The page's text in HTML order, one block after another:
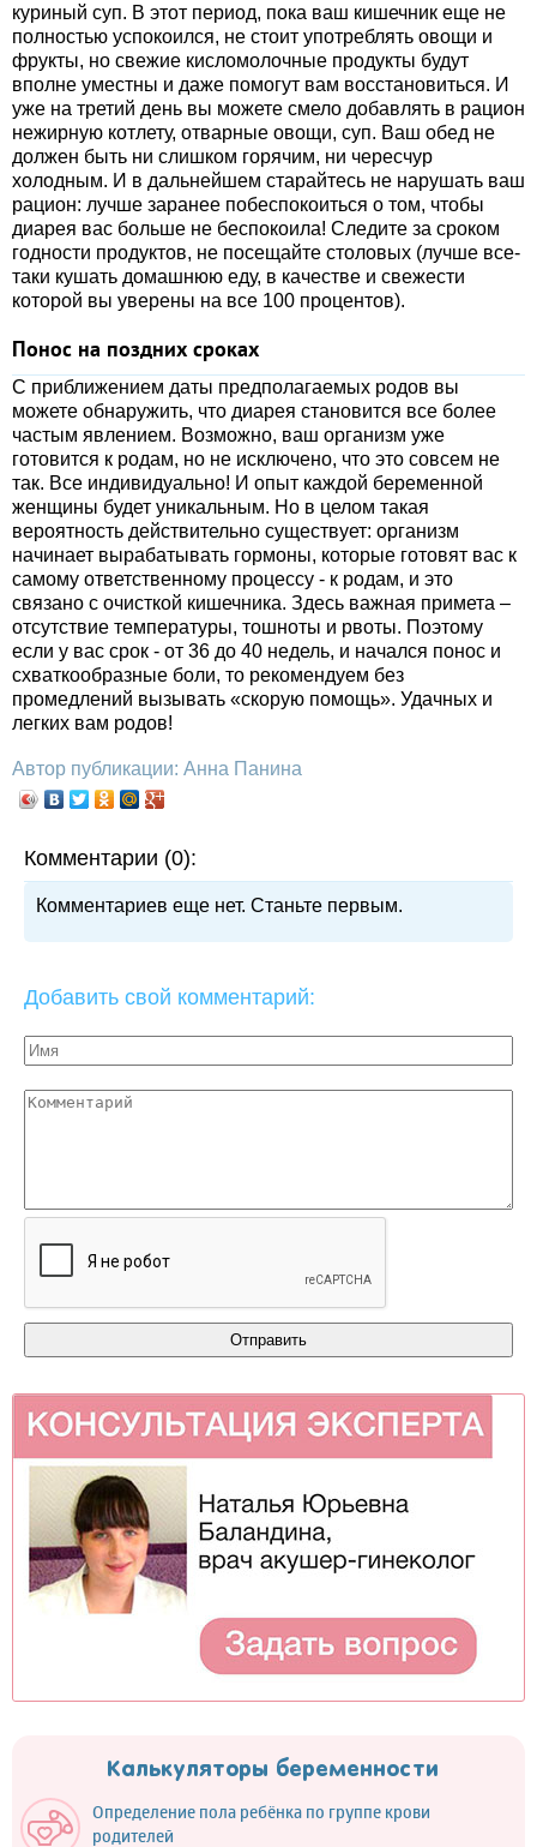
куриный суп. В этот период, пока ваш кишечник еще не
полностью успокоился, не стоит употреблять овощи и
фрукты, но свежие кисломолочные продукты будут
вполне уместны и даже помогут вам восстановиться. И
уже на третий день вы можете смело добавлять в рацион
нежирную котлету, отварные овощи, суп. Ваш обед не
должен быть ни слишком горячим, ни чересчур
холодным. И в дальнейшем старайтесь не нарушать ваш
рацион: лучше заранее побеспокоиться о том, чтобы
диарея вас больше не беспокоила! Следите за сроком
годности продуктов, не посещайте столовых (лучше все-
таки кушать домашнюю еду, в качестве и свежести
которой вы уверены на все 100 процентов).
Понос на поздних сроках
С приближением даты предполагаемых родов вы
можете обнаружить, что диарея становится все более
частым явлением. Возможно, ваш организм уже
готовится к родам, но не исключено, что это совсем не
так. Все индивидуально! И опыт каждой беременной
женщины будет уникальным. Но в целом такая
вероятность действительно существует: организм
начинает вырабатывать гормоны, которые готовят вас к
самому ответственному процессу - к родам, и это
связано с очисткой кишечника. Здесь важная примета –
отсутствие температуры, тошноты и рвоты. Поэтому
если у вас срок - от 36 до 40 недель, и начался понос и
схваткообразные боли, то рекомендуем без
промедлений вызывать «скорую помощь». Удачных и
легких вам родов!
Автор публикации: Анна Панина
Комментарии (0):
Комментариев еще нет. Станьте первым.
Добавить свой комментарий:
Калькуляторы беременности
Определение пола ребёнка по группе крови
родителей